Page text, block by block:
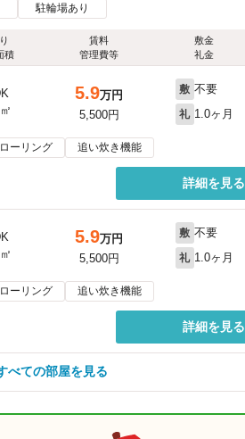
駐輪場あり
積
賃料
管理費等
敷金
礼金
5.9万円
5,500円
敷 不要
礼 1.0ヶ月
ーリング 追い炊き機能
詳細を見る
5.9万円
5,500円
敷 不要
礼 1.0ヶ月
ーリング 追い炊き機能
詳細を見る
べての部屋を見る